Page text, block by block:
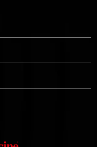
Veneta